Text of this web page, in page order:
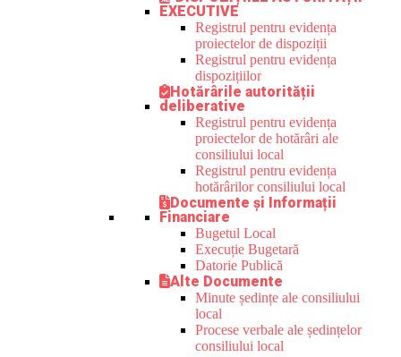
EXECUTIVE
Registrul pentru evidența
proiectelor de dispoziții
Registrul pentru evidența
dispozițiilor
Hotărârile autorității
deliberative
Registrul pentru evidența
proiectelor de hotărâri ale
consiliului local
Registrul pentru evidența
hotărârilor consiliului local
Documente și Informații
Financiare
Bugetul Local
Execuție Bugetară
Datorie Publică
Alte Documente
Minute ședințe ale consiliului
local
Procese verbale ale ședințelor
consiliului local